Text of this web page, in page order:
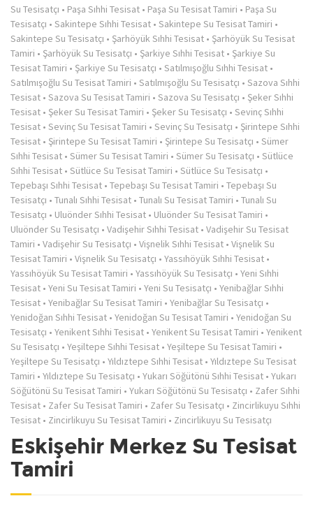
Su Tesisatçı • Paşa Sıhhi Tesisat • Paşa Su Tesisat Tamiri • Paşa Su
Tesisatçı • Sakintepe Sıhhi Tesisat • Sakintepe Su Tesisat Tamiri •
Sakintepe Su Tesisatçı • Şarhöyük Sıhhi Tesisat • Şarhöyük Su Tesisat
Tamiri • Şarhöyük Su Tesisatçı • Şarkiye Sıhhi Tesisat • Şarkiye Su
Tesisat Tamiri • Şarkiye Su Tesisatçı • Satılmışoğlu Sıhhi Tesisat •
Satılmışoğlu Su Tesisat Tamiri • Satılmışoğlu Su Tesisatçı • Sazova Sıhhi
Tesisat • Sazova Su Tesisat Tamiri • Sazova Su Tesisatçı • Şeker Sıhhi
Tesisat • Şeker Su Tesisat Tamiri • Şeker Su Tesisatçı • Sevinç Sıhhi
Tesisat • Sevinç Su Tesisat Tamiri • Sevinç Su Tesisatçı • Şirintepe Sıhhi
Tesisat • Şirintepe Su Tesisat Tamiri • Şirintepe Su Tesisatçı • Sümer
Sıhhi Tesisat • Sümer Su Tesisat Tamiri • Sümer Su Tesisatçı • Sütlüce
Sıhhi Tesisat • Sütlüce Su Tesisat Tamiri • Sütlüce Su Tesisatçı •
Tepebaşı Sıhhi Tesisat • Tepebaşı Su Tesisat Tamiri • Tepebaşı Su
Tesisatçı • Tunalı Sıhhi Tesisat • Tunalı Su Tesisat Tamiri • Tunalı Su
Tesisatçı • Uluönder Sıhhi Tesisat • Uluönder Su Tesisat Tamiri •
Uluönder Su Tesisatçı • Vadişehir Sıhhi Tesisat • Vadişehir Su Tesisat
Tamiri • Vadişehir Su Tesisatçı • Vişnelik Sıhhi Tesisat • Vişnelik Su
Tesisat Tamiri • Vişnelik Su Tesisatçı • Yassıhöyük Sıhhi Tesisat •
Yassıhöyük Su Tesisat Tamiri • Yassıhöyük Su Tesisatçı • Yeni Sıhhi
Tesisat • Yeni Su Tesisat Tamiri • Yeni Su Tesisatçı • Yenibağlar Sıhhi
Tesisat • Yenibağlar Su Tesisat Tamiri • Yenibağlar Su Tesisatçı •
Yenidoğan Sıhhi Tesisat • Yenidoğan Su Tesisat Tamiri • Yenidoğan Su
Tesisatçı • Yenikent Sıhhi Tesisat • Yenikent Su Tesisat Tamiri • Yenikent
Su Tesisatçı • Yeşiltepe Sıhhi Tesisat • Yeşiltepe Su Tesisat Tamiri •
Yeşiltepe Su Tesisatçı • Yıldıztepe Sıhhi Tesisat • Yıldıztepe Su Tesisat
Tamiri • Yıldıztepe Su Tesisatçı • Yukarı Söğütönü Sıhhi Tesisat • Yukarı
Söğütönü Su Tesisat Tamiri • Yukarı Söğütönü Su Tesisatçı • Zafer Sıhhi
Tesisat • Zafer Su Tesisat Tamiri • Zafer Su Tesisatçı • Zincirlikuyu Sıhhi
Tesisat • Zincirlikuyu Su Tesisat Tamiri • Zincirlikuyu Su Tesisatçı
Eskişehir Merkez Su Tesisat
Tamiri